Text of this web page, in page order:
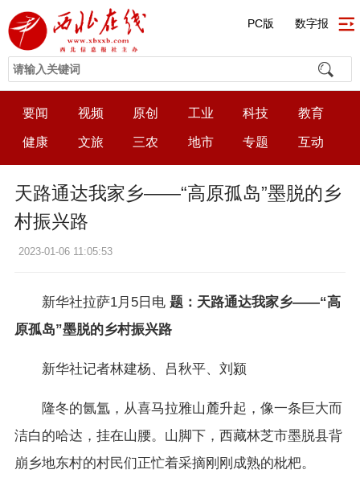
PC版 数字报
要闻 视频 原创 工业 科技 教育
健康 文旅 三农 地市 专题 互动
天路通达我家乡——“高原孤岛”墨脱的乡
村振兴路
2023-01-06 11:05:53
新华社拉萨1月5日电 题：天路通达我家乡——“高
原孤岛”墨脱的乡村振兴路
新华社记者林建杨、吕秋平、刘颍
隆冬的氤氲，从喜马拉雅山麓升起，像一条巨大而
洁白的哈达，挂在山腰。山脚下，西藏林芝市墨脱县背
崩乡地东村的村民们正忙着采摘刚刚成熟的枇杷。